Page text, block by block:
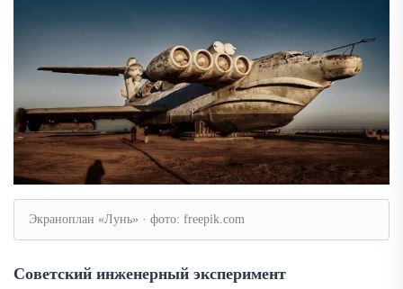
Экраноплан «Лунь» · фото: freepik.com
Советский инженерный эксперимент